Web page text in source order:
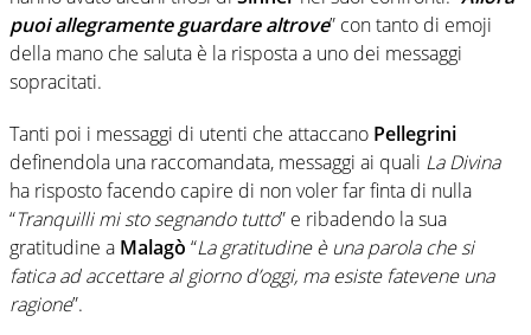
puoi allegramente guardare altrove” con tanto di emoji
della mano che saluta è la risposta a uno dei messaggi
sopracitati.
Tanti poi i messaggi di utenti che attaccano Pellegrini
definendola una raccomandata, messaggi ai quali La Divina
ha risposto facendo capire di non voler far finta di nulla
“Tranquilli mi sto segnando tutto” e ribadendo la sua
gratitudine a Malagò “La gratitudine è una parola che si
fatica ad accettare al giorno d’oggi, ma esiste fatevene una
ragione”.